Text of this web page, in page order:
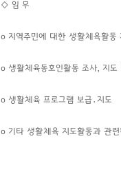
◇ 임 무
o 지역주민에 대한 생활체육활동
o 생활체육동호인활동 조사, 지도
o 생활체육 프로그램 보급․지도
o 기타 생활체육 지도활동과 관련